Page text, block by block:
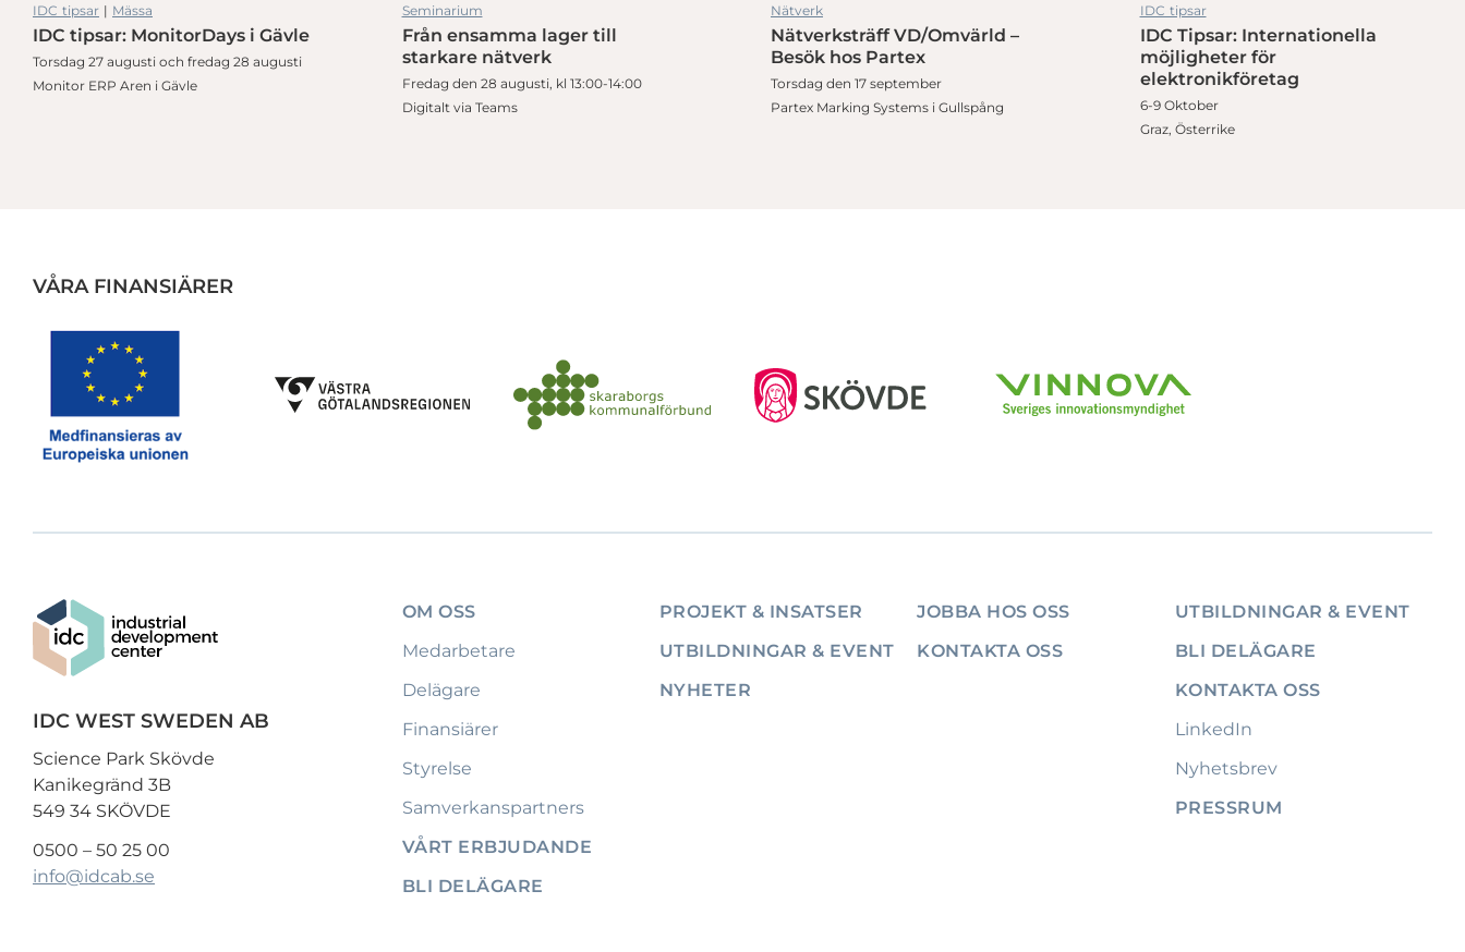
IDC tipsar | Mässa
IDC tipsar: MonitorDays i Gävle
Torsdag 27 augusti och fredag 28 augusti
Monitor ERP Aren i Gävle
Seminarium
Från ensamma lager till
starkare nätverk
Fredag den 28 augusti, kl 13:00-14:00
Digitalt via Teams
Nätverk
Nätverksträff VD/Omvärld –
Besök hos Partex
Torsdag den 17 september
Partex Marking Systems i Gullspång
IDC tipsar
IDC Tipsar: Internationella möjligheter för elektronikföretag
IDC Tipsar: Internationella
möjligheter för
elektronikföretag
6-9 Oktober
Graz, Österrike
VÅRA FINANSIÄRER
IDC WEST SWEDEN AB
Science Park Skövde
Kanikegränd 3B
549 34 SKÖVDE
0500 – 50 25 00
info@idcab.se
OM OSS
Medarbetare
Delägare
Finansiärer
Styrelse
Samverkanspartners
VÅRT ERBJUDANDE
BLI DELÄGARE
PROJEKT & INSATSER
UTBILDNINGAR & EVENT
NYHETER
JOBBA HOS OSS
KONTAKTA OSS
UTBILDNINGAR & EVENT
BLI DELÄGARE
KONTAKTA OSS
LinkedIn
Nyhetsbrev
PRESSRUM